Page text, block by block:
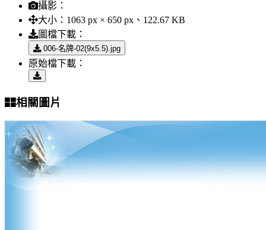
攝影：
大小： 1063 px × 650 px、122.67 KB
圖檔下載：
006-名牌-02(9x5.5).jpg
原始檔下載：
相關圖片